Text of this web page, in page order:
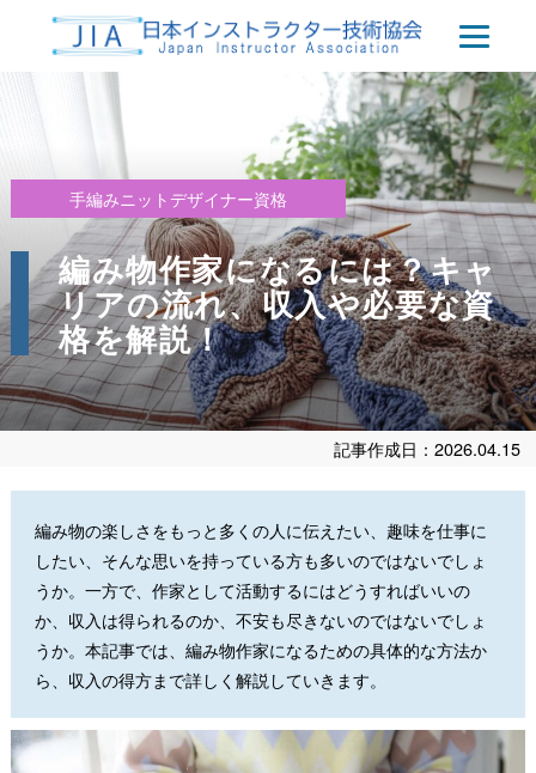
手編みニットデザイナー資格
編み物作家になるには？キャ
リアの流れ、収入や必要な資
格を解説！
記事作成日：2026.04.15
編み物の楽しさをもっと多くの人に伝えたい、趣味を仕事に
したい、そんな思いを持っている方も多いのではないでしょ
うか。一方で、作家として活動するにはどうすればいいの
か、収入は得られるのか、不安も尽きないのではないでしょ
うか。本記事では、編み物作家になるための具体的な方法か
ら、収入の得方まで詳しく解説していきます。